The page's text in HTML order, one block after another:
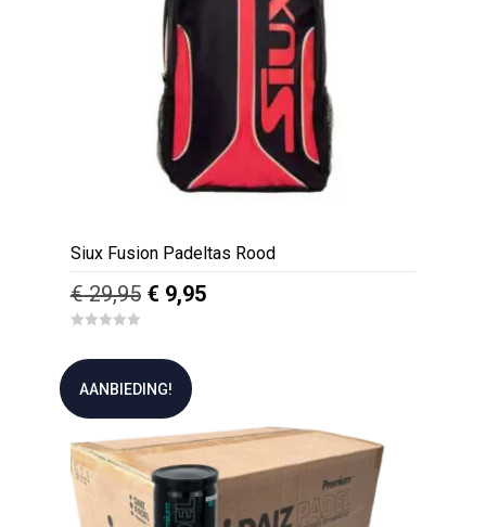
Siux Fusion Padeltas Rood
€29,95 Oorspronkelijke
€ 29,95.
€ 9,95Huidige
u
5
AANBIEDING!